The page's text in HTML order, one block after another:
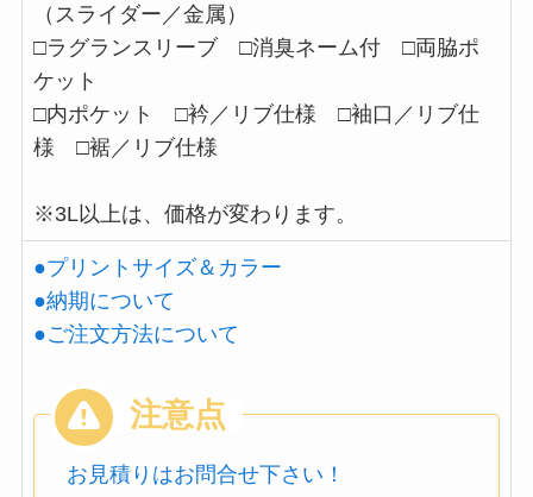
（スライダー／金属）
□ラグランスリーブ □消臭ネーム付 □両脇ポ
ケット
□内ポケット □衿／リブ仕様 □袖口／リブ仕
様 □裾／リブ仕様
※3L以上は、価格が変わります。
●プリントサイズ＆カラー
●納期について
●ご注文方法について
お見積りはお問合せ下さい！